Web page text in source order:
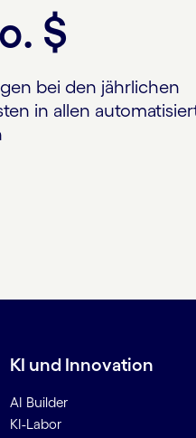
$
bei den jährlichen
in allen
KI und Innovation
AI Builder
KI-Labor